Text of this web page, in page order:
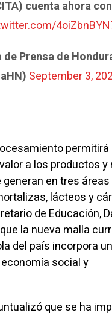
cuenta ahora
Prensa de
September 3,
permitirá
a los productos
en tres áreas
lácteos y
de Educación,
la nueva malla
del país incorpora
social y
que se ha